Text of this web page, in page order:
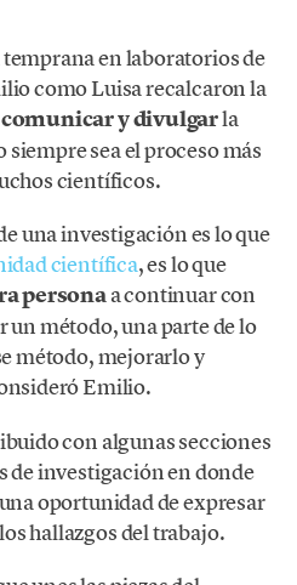
en laboratorios de
como Luisa recalcaron la
y divulgarla
sea el proceso más
científicos.
una investigación es lo que
científica, es lo que
personaa continuar con
método, una parte de lo
método, mejorarlo y
Emilio.
con algunas secciones
de investigación en donde
oportunidad de expresar
hallazgos del trabajo.